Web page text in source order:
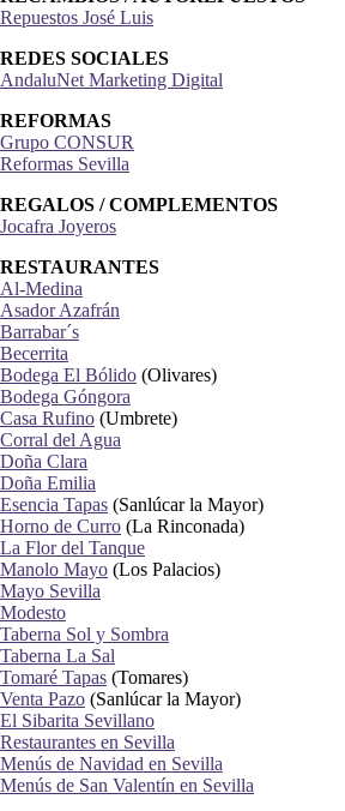
RECAMBIOS / AUTOREPUESTOS
Repuestos José Luis
REDES SOCIALES
AndaluNet Marketing Digital
REFORMAS
Grupo CONSUR
Reformas Sevilla
REGALOS / COMPLEMENTOS
Jocafra Joyeros
RESTAURANTES
Al-Medina
Asador Azafrán
Barrabar´s
Becerrita
Bodega El Bólido (Olivares)
Bodega Góngora
Casa Rufino (Umbrete)
Corral del Agua
Doña Clara
Doña Emilia
Esencia Tapas (Sanlúcar la Mayor)
Horno de Curro (La Rinconada)
La Flor del Tanque
Manolo Mayo (Los Palacios)
Mayo Sevilla
Modesto
Taberna Sol y Sombra
Taberna La Sal
Tomaré Tapas (Tomares)
Venta Pazo(Sanlúcar la Mayor)
El Sibarita Sevillano
Restaurantes en Sevilla
Menús de Navidad en Sevilla
Menús de San Valentín en Sevilla